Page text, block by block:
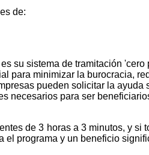
de:
su sistema de tramitación
para minimizar la burocracia,
pueden solicitar la ayuda
necesarios para ser
de 3 horas a 3 minutos, y si
programa y un beneficio